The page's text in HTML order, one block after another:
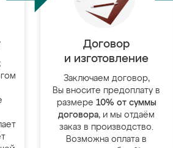
Договор
и изготовление
Заключаем договор,
Вы вносите предоплату в
размере 10% от суммы
договора, и мы отдаём
заказ в производство.
Возможна оплата в